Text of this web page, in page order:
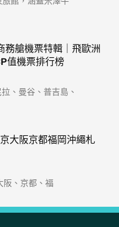
務艙機票特輯｜飛歐洲
值機票排行榜
、曼谷、普吉島、
大阪京都福岡沖繩札
阪、京都、福